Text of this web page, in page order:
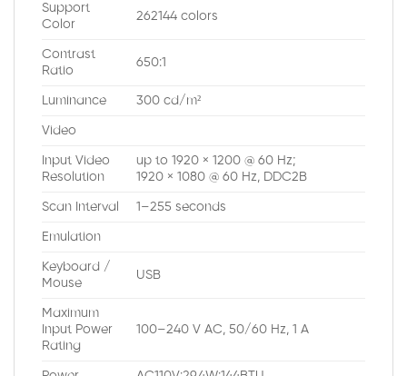
Support
Color
262144 colors
Contrast
Ratio
650:1
Luminance 300 cd/m²
Video
Input Video
Resolution
up to 1920 × 1200 @ 60 Hz;
1920 × 1080 @ 60 Hz, DDC2B
Scan Interval 1–255 seconds
Emulation
Keyboard /
Mouse
USB
Maximum
Input Power
Rating
100–240 V AC, 50/60 Hz, 1 A